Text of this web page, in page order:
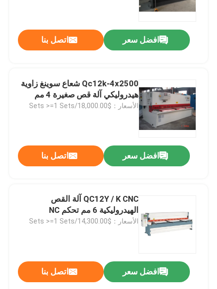
افضل سعر اتصل بنا
Qc12k-4x2500 شعاع سوينغ زاوية
هيدروليكي آلة قص صغيرة 4 مم
الأسعار：$18,000.00/Sets >=1 Sets
افضل سعر اتصل بنا
QC12Y / K CNC آلة القص
الهيدروليكية 6 مم تحكم NC
الأسعار：$14,300.00/Sets >=1 Sets
افضل سعر اتصل بنا